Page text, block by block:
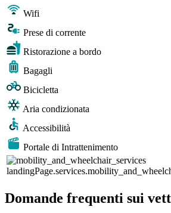
Wifi
Prese di corrente
Ristorazione a bordo
Bagagli
Bicicletta
Aria condizionata
Accessibilità
Portale di Intrattenimento
Domande frequenti sui